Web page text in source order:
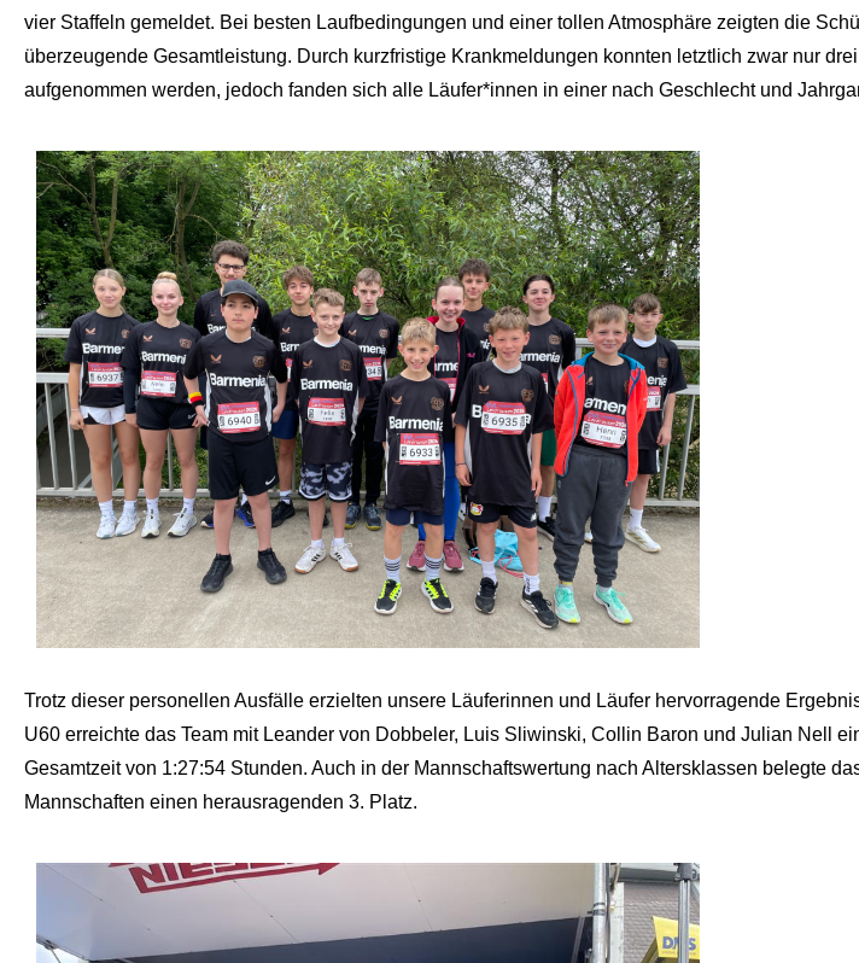
vier Staffeln gemeldet. Bei besten Laufbedingungen und einer tollen Atmosphäre zeigten die
überzeugende Gesamtleistung. Durch kurzfristige Krankmeldungen konnten letztlich zwar nur
aufgenommen werden, jedoch fanden sich alle Läufer*innen in einer nach Geschlecht und
Trotz dieser personellen Ausfälle erzielten unsere Läuferinnen und Läufer hervorragende
U60 erreichte das Team mit Leander von Dobbeler, Luis Sliwinski, Collin Baron und Julian Nell
Gesamtzeit von 1:27:54 Stunden. Auch in der Mannschaftswertung nach Altersklassen belegte
Mannschaften einen herausragenden 3. Platz.